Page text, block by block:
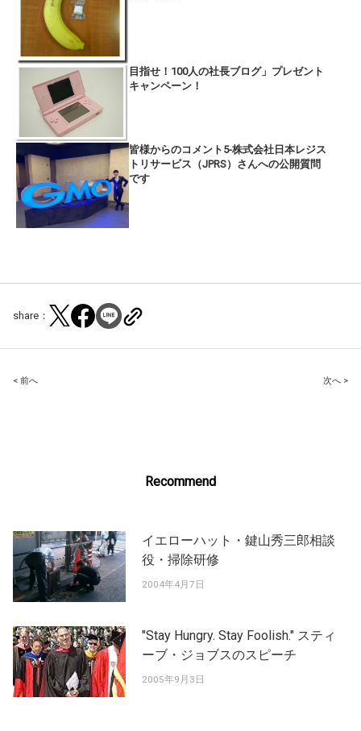
目指せ！100人の社長ブログ」プレゼント
キャンペーン！
皆様からのコメント5-株式会社日本レジス
トリサービス（JPRS）さんへの公開質問
です
share：
Post
< 前へ 次へ >
Recommend
イエローハット・鍵山秀三郎相談
役・掃除研修
2004年4月7日
"Stay Hungry. Stay Foolish." スティ
ーブ・ジョブスのスピーチ
2005年9月3日